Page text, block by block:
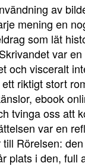
av
mening en
som lät
var
och visceralt
riktigt stort
ebook
tvinga oss att
var en
Rörelsen:
plats i den, full